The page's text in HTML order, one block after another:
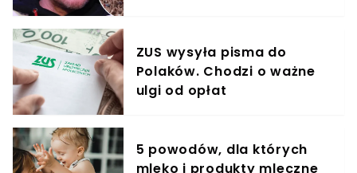
ZUS wysyła pisma do
Polaków. Chodzi o ważne
ulgi od opłat
5 powodów, dla których
mleko i produkty mleczne